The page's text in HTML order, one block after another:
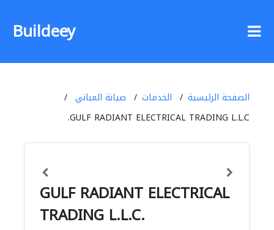
Buildeey
الصفحة الرئيسية الخدمات
صيانة المباني
GULF RADIANT ELECTRICAL TRADING L.L.C.
GULF RADIANT ELECTRICAL
TRADING L.L.C.